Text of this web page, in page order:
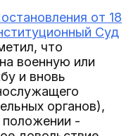
от 18
Суд
что
военную или
и вновь
органов),
положении -